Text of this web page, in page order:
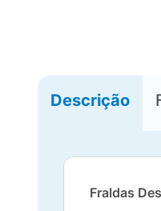
Descrição
Fraldas